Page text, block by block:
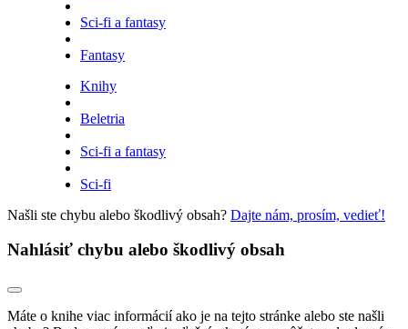
Sci-fi a fantasy
Fantasy
Knihy
Beletria
Sci-fi a fantasy
Sci-fi
Našli ste chybu alebo škodlivý obsah? Dajte nám, prosím, vedieť!
Nahlásiť chybu alebo škodlivý obsah
Máte o knihe viac informácií ako je na tejto stránke alebo ste našli